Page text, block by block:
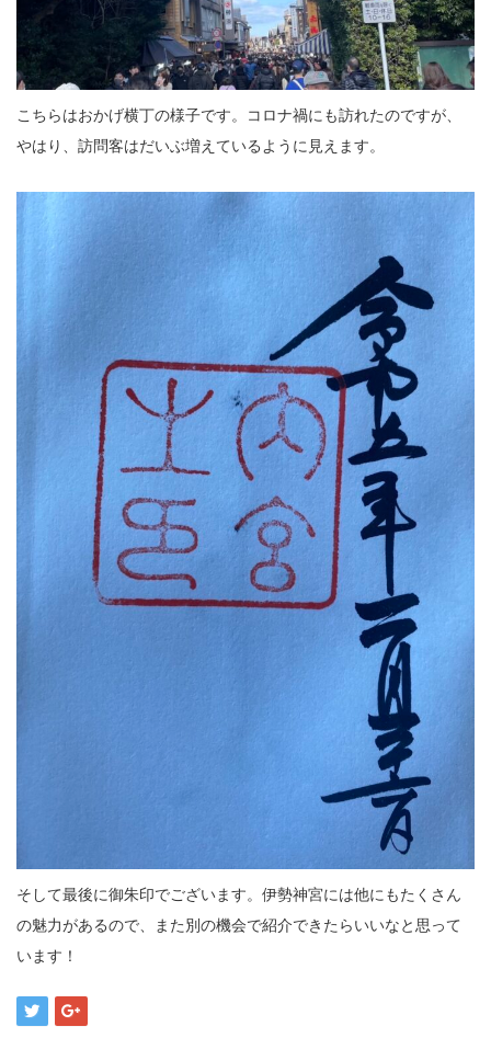
こちらはおかげ横丁の様子です。コロナ禍にも訪れたのですが、
やはり、訪問客はだいぶ増えているように見えます。
そして最後に御朱印でございます。伊勢神宮には他にもたくさん
の魅力があるので、また別の機会で紹介できたらいいなと思って
います！